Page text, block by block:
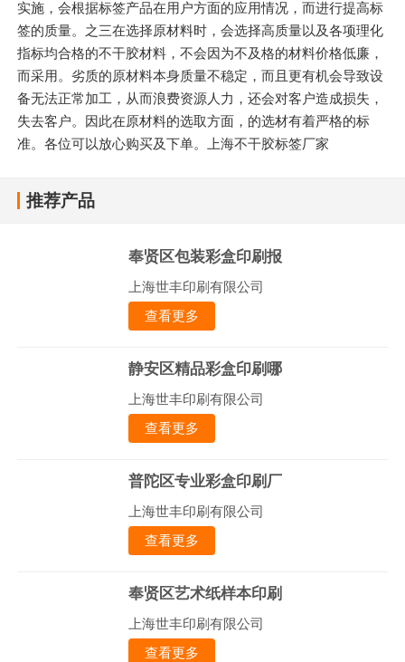
实施，会根据标签产品在用户方面的应用情况，而进行提高标
签的质量。之三在选择原材料时，会选择高质量以及各项理化
指标均合格的不干胶材料，不会因为不及格的材料价格低廉，
而采用。劣质的原材料本身质量不稳定，而且更有机会导致设
备无法正常加工，从而浪费资源人力，还会对客户造成损失，
失去客户。因此在原材料的选取方面，的选材有着严格的标
准。各位可以放心购买及下单。上海不干胶标签厂家
推荐产品
奉贤区包装彩盒印刷报
上海世丰印刷有限公司
查看更多
静安区精品彩盒印刷哪
上海世丰印刷有限公司
查看更多
普陀区专业彩盒印刷厂
上海世丰印刷有限公司
查看更多
奉贤区艺术纸样本印刷
上海世丰印刷有限公司
查看更多